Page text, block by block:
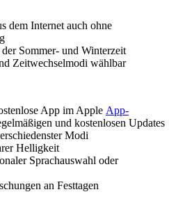
dem Internet auch ohne
Sommer- und Winterzeit
Zeitwechselmodi wählbar
App im Apple App-
und kostenlosen Updates
Modi
Helligkeit
Sprachauswahl oder
an Festtagen